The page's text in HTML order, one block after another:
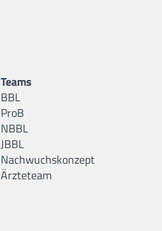
Teams
BBL
ProB
NBBL
JBBL
Nachwuchskonzept
Ärzteteam